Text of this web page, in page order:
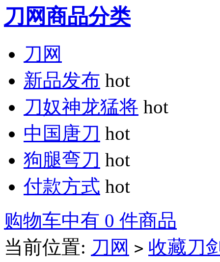
刀网商品分类
刀网
新品发布 hot
刀奴神龙猛将 hot
中国唐刀 hot
狗腿弯刀 hot
付款方式 hot
购物车中有 0 件商品
当前位置: 刀网 > 收藏刀